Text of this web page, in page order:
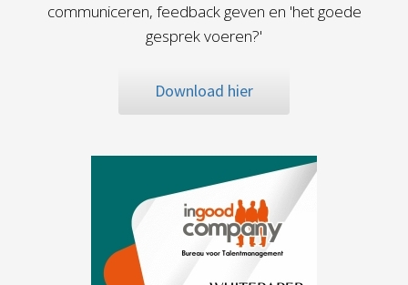
communiceren, feedback geven en 'het goede
gesprek voeren?'
Download hier